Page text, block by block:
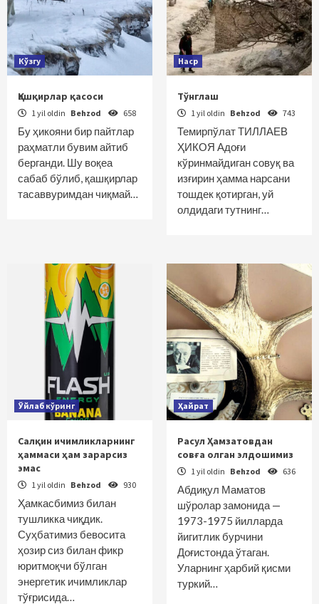
Кўзгу
Қашқирлар қасоси
1 yil oldin Behzod 658
Бу ҳикояни бир пайтлар
раҳматли бувим айтиб
берганди. Шу воқеа
сабаб бўлиб, қашқирлар
тасаввуримдан чиқмай…
Наср
Тўнглаш
1 yil oldin Behzod 743
Темирпўлат ТИЛЛАЕВ
ҲИКОЯ Адоғи
кўринмайдиган совуқ ва
изғирин ҳамма нарсани
тошдек қотирган, уй
олдидаги тутнинг…
Ўйлаб кўринг
Салқин ичимликларнинг
ҳаммаси ҳам зарарсиз
эмас
1 yil oldin Behzod 930
Ҳамкасбимиз билан
тушликка чиқдик.
Суҳбатимиз бевосита
ҳозир сиз билан фикр
юритмоқчи бўлган
энергетик ичимликлар
тўғрисида…
Ҳайрат
Расул Ҳамзатовдан
совға олган элдошимиз
1 yil oldin Behzod 636
Абдиқул Маматов
шўролар замонида —
1973-1975 йилларда
йигитлик бурчини
Доғистонда ўтаган.
Уларнинг ҳарбий қисми
туркий…